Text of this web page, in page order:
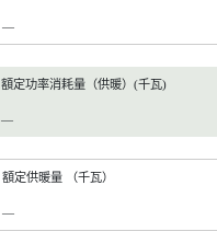
—
額定功率消耗量（供暖）(千瓦)
—
額定供暖量 （千瓦）
—